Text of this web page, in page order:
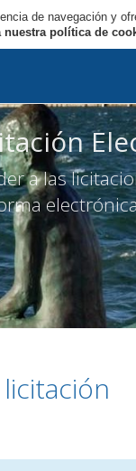
de navegación y
nuestra política de
a las